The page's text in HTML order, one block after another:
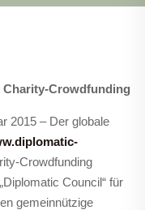
Crowdfunding
2015 – Der globale
Crowdfunding
Council“ für
gemein­nützige